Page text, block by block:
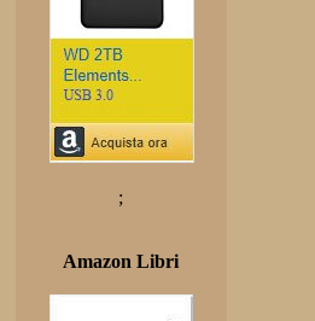
;
Amazon Libri